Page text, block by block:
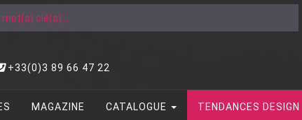
+33(0)3 89 66 47 22
MAGAZINE CATALOGUE TENDANCES DESIGN